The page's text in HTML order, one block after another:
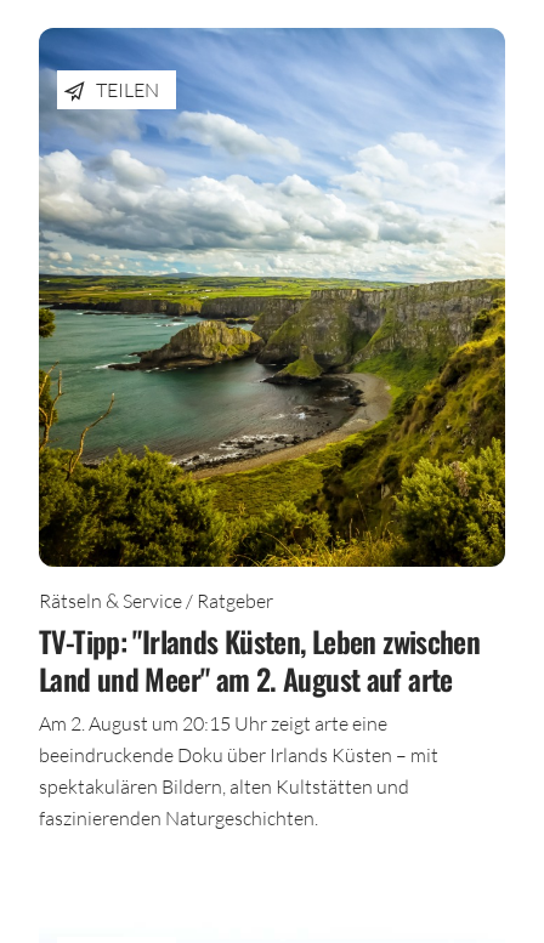
TEILEN
Rätseln & Service / Ratgeber
TV-Tipp: "Irlands Küsten, Leben zwischen
Land und Meer" am 2. August auf arte
Am 2. August um 20:15 Uhr zeigt arte eine
beeindruckende Doku über Irlands Küsten – mit
spektakulären Bildern, alten Kultstätten und
faszinierenden Naturgeschichten.